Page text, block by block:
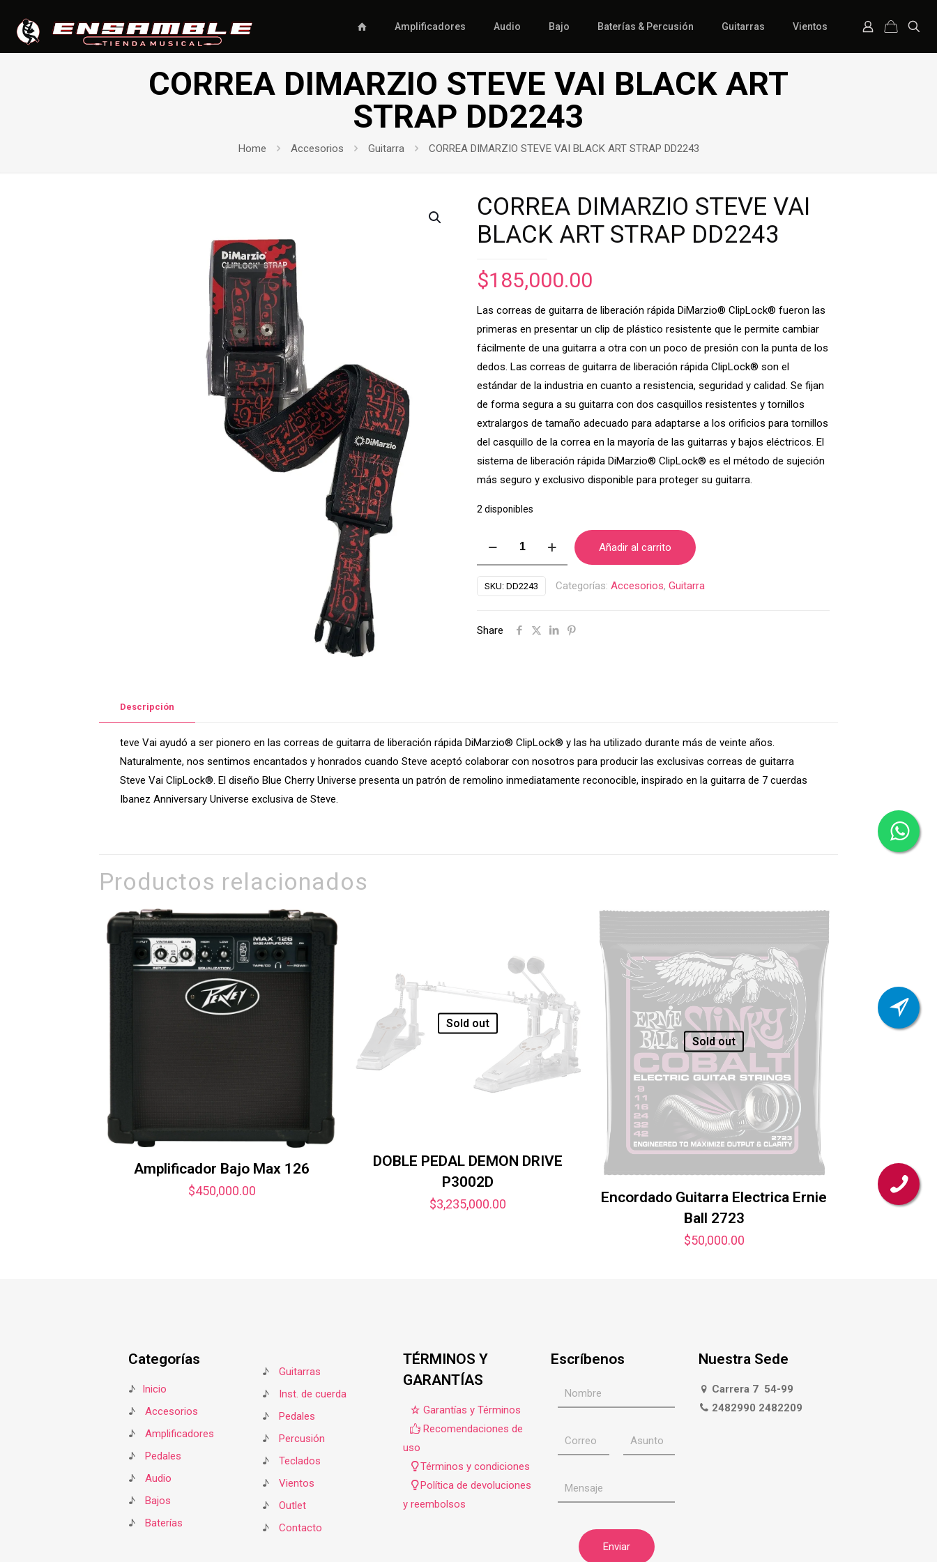
Amplificadores Audio Bajo Baterías & Percusión Guitarras Vientos
CORREA DIMARZIO STEVE VAI BLACK ART
STRAP DD2243
Home Accesorios Guitarra CORREA DIMARZIO STEVE VAI BLACK ART STRAP DD2243
CORREA DIMARZIO STEVE VAI
BLACK ART STRAP DD2243
$185,000.00
Las correas de guitarra de liberación rápida DiMarzio® ClipLock® fueron las
primeras en presentar un clip de plástico resistente que le permite cambiar
fácilmente de una guitarra a otra con un poco de presión con la punta de los
dedos. Las correas de guitarra de liberación rápida ClipLock® son el
estándar de la industria en cuanto a resistencia, seguridad y calidad. Se fijan
de forma segura a su guitarra con dos casquillos resistentes y tornillos
extralargos de tamaño adecuado para adaptarse a los orificios para tornillos
del casquillo de la correa en la mayoría de las guitarras y bajos eléctricos. El
sistema de liberación rápida DiMarzio® ClipLock® es el método de sujeción
más seguro y exclusivo disponible para proteger su guitarra.
2 disponibles
STEVE
VAI
ART
Añadir al carrito
SKU: DD2243 Categorías: Accesorios, Guitarra
Share
Descripción
teve Vai ayudó a ser pionero en las correas de guitarra de liberación rápida DiMarzio® ClipLock® y las ha utilizado durante más de veinte años.
Naturalmente, nos sentimos encantados y honrados cuando Steve aceptó colaborar con nosotros para producir las exclusivas correas de guitarra
Steve Vai ClipLock®. El diseño Blue Cherry Universe presenta un patrón de remolino inmediatamente reconocible, inspirado en la guitarra de 7 cuerdas
Ibanez Anniversary Universe exclusiva de Steve.
Productos relacionados
Amplificador Bajo Max 126
$450,000.00
Sold out
DOBLE PEDAL DEMON DRIVE
P3002D
$3,235,000.00
Sold out
Encordado Guitarra Electrica Ernie
Ball 2723
$50,000.00
Categorías
♪
Inicio
♪
Accesorios
♪
Amplificadores
♪
Pedales
♪
Audio
♪
Bajos
♪
Baterías
♪
Guitarras
♪
Inst. de cuerda
♪
Pedales
♪
Percusión
♪
Teclados
♪
Vientos
♪
Outlet
♪
Contacto
TÉRMINOS Y
GARANTÍAS
Garantías y Términos
Recomendaciones de
uso
Términos y condiciones
Política de devoluciones
y reembolsos
Escríbenos Nuestra Sede
Carrera 7 54-99
2482990 2482209